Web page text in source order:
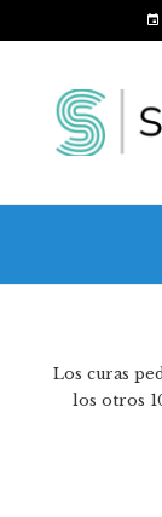
Los curas
los otros